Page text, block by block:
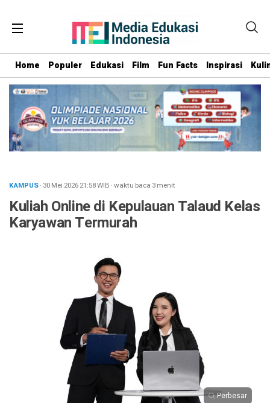
Home Populer Edukasi Film Fun Facts Inspirasi
KAMPUS· 30 Mei 202621:58WIB ·waktu baca 3 menit
Kuliah Online di Kepulauan Talaud Kelas
Karyawan Termurah
Perbesar